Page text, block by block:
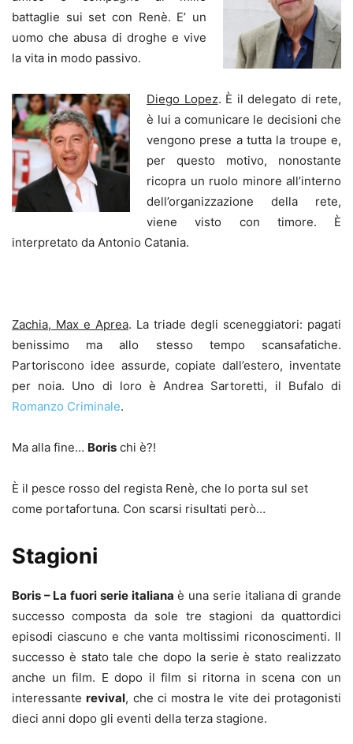
battaglie sui set con Renè. E’ un
uomo che abusa di droghe e vive
la vita in modo passivo.
Diego Lopez. È il delegato di rete,
è lui a comunicare le decisioni che
vengono prese a tutta la troupe e,
per questo motivo, nonostante
ricopra un ruolo minore all’interno
dell’organizzazione della rete,
viene visto con timore. È
interpretato da Antonio Catania.
Zachia, Max e Aprea. La triade degli sceneggiatori: pagati
benissimo ma allo stesso tempo scansafatiche.
Partoriscono idee assurde, copiate dall’estero, inventate
per noia. Uno di loro è Andrea Sartoretti, il Bufalo di
Romanzo Criminale.
Ma alla fine… Boris chi è?!
È il pesce rosso del regista Renè, che lo porta sul set
come portafortuna. Con scarsi risultati però…
Stagioni
Boris – La fuori serie italiana è una serie italiana di grande
successo composta da sole tre stagioni da quattordici
episodi ciascuno e che vanta moltissimi riconoscimenti. Il
successo è stato tale che dopo la serie è stato realizzato
anche un film. E dopo il film si ritorna in scena con un
interessanterevival, che ci mostra le vite dei protagonisti
dieci anni dopo gli eventi della terza stagione.